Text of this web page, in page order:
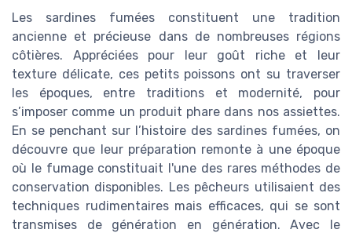
Les sardines fumées constituent une tradition
ancienne et précieuse dans de nombreuses régions
côtières. Appréciées pour leur goût riche et leur
texture délicate, ces petits poissons ont su traverser
les époques, entre traditions et modernité, pour
s’imposer comme un produit phare dans nos assiettes.
En se penchant sur l’histoire des sardines fumées, on
découvre que leur préparation remonte à une époque
où le fumage constituait l'une des rares méthodes de
conservation disponibles. Les pêcheurs utilisaient des
techniques rudimentaires mais efficaces, qui se sont
transmises de génération en génération. Avec le